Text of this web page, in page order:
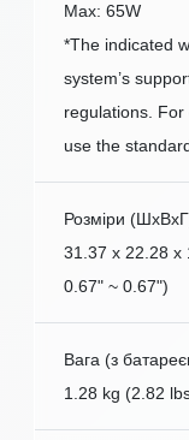
Max: 65W
*The indicated
system’s
regulations.
use the
Розміри
31.37 x 22.28 x
0.67" ~ 0.67")
Вага (з
1.28 kg (2.82